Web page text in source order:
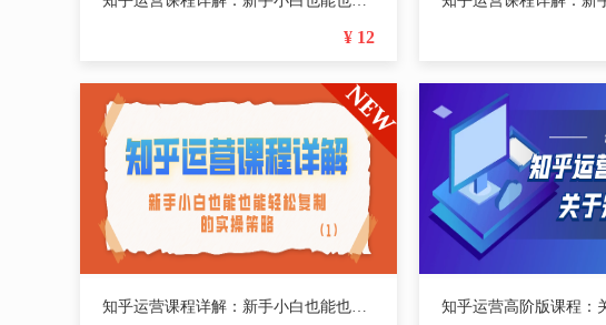
¥ 12